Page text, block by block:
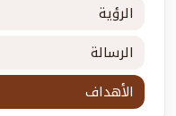
الرؤية
الرسالة
الأهداف